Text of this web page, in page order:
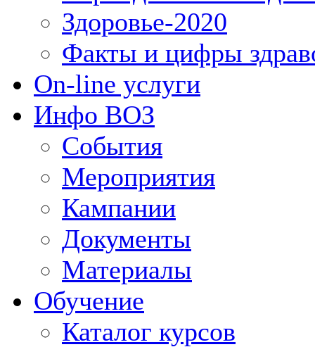
Здоровье-2020
Факты и цифры
On-line услуги
Инфо ВОЗ
События
Мероприятия
Кампании
Документы
Материалы
Обучение
Каталог курсов